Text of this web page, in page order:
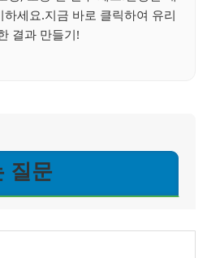
세요.지금 바로 클릭하여 유리
결과 만들기!
질문